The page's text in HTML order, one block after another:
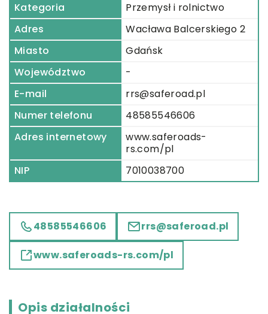
Kategoria
Przemysł i rolnictwo
Adres
Wacława Balcerskiego 2
Miasto
Gdańsk
Województwo
-
E-mail
rrs@saferoad.pl
Numer telefonu
48585546606
Adres internetowy
www.saferoads-
rs.com/pl
NIP
7010038700
48585546606 rrs@saferoad.pl
www.saferoads-rs.com/pl
Opis działalności